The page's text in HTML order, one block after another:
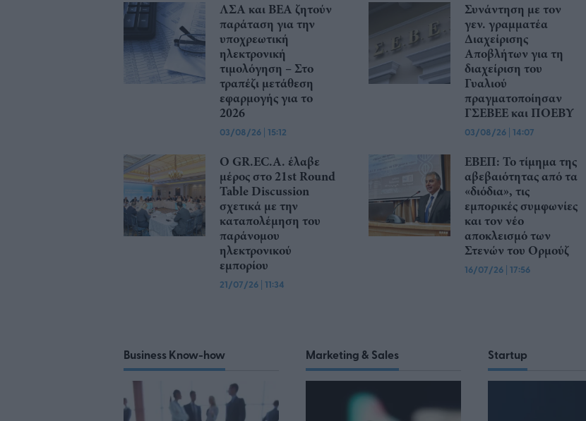
ΛΣΑ και ΒΕΑ ζητούν
παράταση για την
υποχρεωτική
ηλεκτρονική
τιμολόγηση – Στο
τραπέζι μετάθεση
εφαρμογής για το
2026
03/08/26 | 15:12
Συνάντηση με τον
γεν. γραμματέα
Διαχείρισης
Αποβλήτων για τη
διαχείριση του
Γυαλιού
πραγματοποίησαν
ΓΣΕΒΕΕ και ΠΟΕΒΥ
03/08/26 | 14:07
Ο GR.EC.A. έλαβε
μέρος στο 21st Round
Table Discussion
σχετικά με την
καταπολέμηση του
παράνομου
ηλεκτρονικού
εμπορίου
21/07/26 | 11:34
ΕΒΕΠ: Το τίμημα της
αβεβαιότητας από τα
«διόδια», τις
εμπορικές συμφωνίες
και τον νέο
αποκλεισμό των
Στενών του Ορμούζ
16/07/26 | 17:56
Business Know-how Marketing & Sales Startup